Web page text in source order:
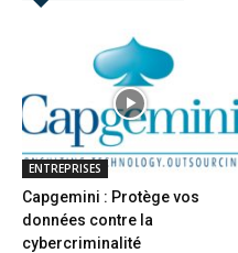
ENTREPRISES
Capgemini : Protège vos
données contre la
cybercriminalité